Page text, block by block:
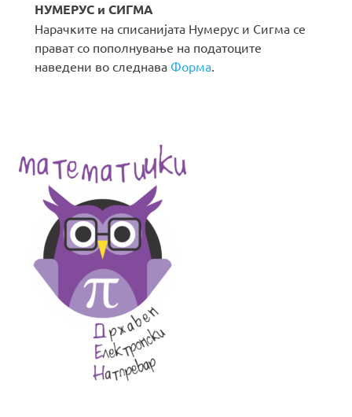
НУМЕРУС и СИГМА
Нарачките на списанијата Нумерус и Сигма се
прават со пополнување на податоците
наведени во следнава Форма.